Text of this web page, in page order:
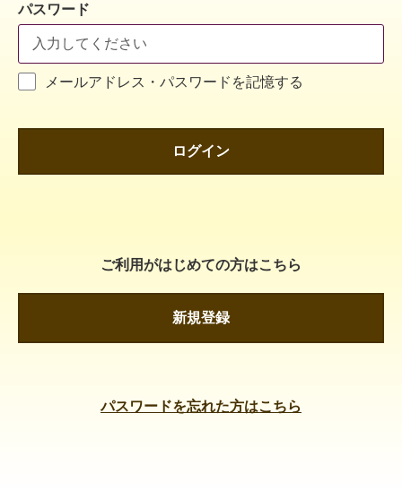
パスワード
メールアドレス・パスワードを記憶する
ログイン
ご利用がはじめての方はこちら
新規登録
パスワードを忘れた方はこちら